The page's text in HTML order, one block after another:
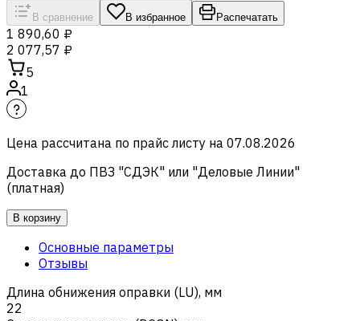
В сравнение В избранное Распечатать
1 890,60 ₽
2 077,57 ₽
5
1
Цена рассчитана по прайс листу на 07.08.2026
Доставка до ПВЗ "СДЭК" или "Деловые Линии"
(платная)
В корзину
Основные параметры
Отзывы
Длина обнижения оправки (LU), мм
22